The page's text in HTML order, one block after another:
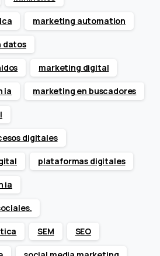
marketing automation
datos
marketing digital
ia marketing en buscadores
digitales
plataformas digitales
ia
SEM SEO